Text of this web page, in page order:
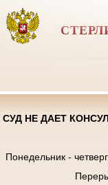
СУД НЕ ДАЕТ
Понедельник -